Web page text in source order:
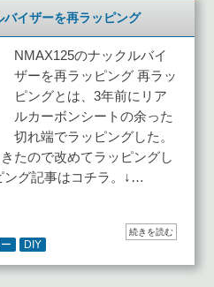
イザーを再ラッピング
NMAX125のナックルバイ
ザーを再ラッピング 再ラッ
ピングとは、3年前にリア
ルカーボンシートの余った
切れ端でラッピングした。
たので改めてラッピングし
ング記事はコチラ。↓…
DIY
続きを読む